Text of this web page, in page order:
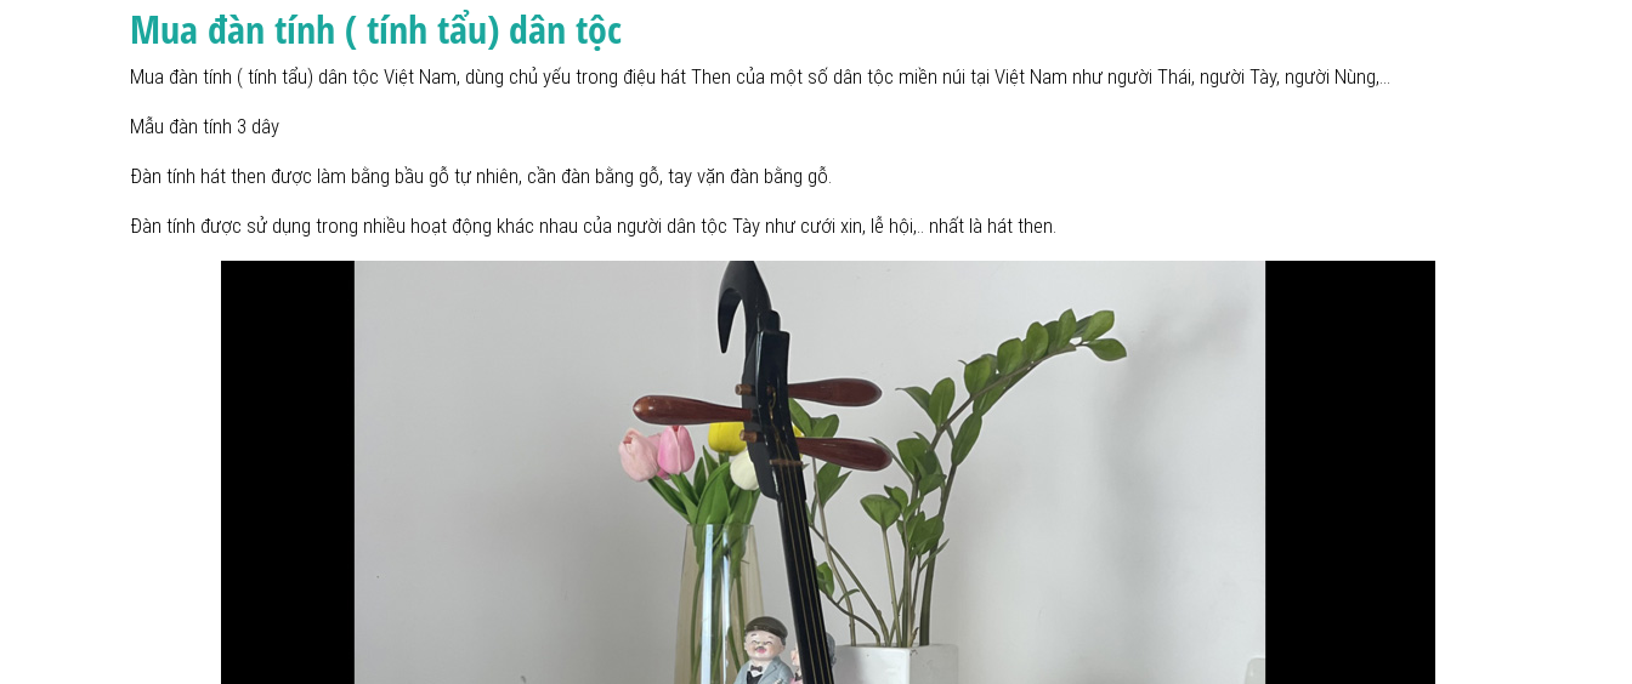
Mua đàn tính ( tính tẩu) dân tộc
Mua đàn tính ( tính tẩu) dân tộc Việt Nam, dùng chủ yếu trong điệu hát Then của một số dân tộc miền núi tại Việt Nam như người Thái, người Tày, người Nùng,…
Mẫu đàn tính 3 dây
Đàn tính hát then được làm bằng bầu gỗ tự nhiên, cần đàn bằng gỗ, tay vặn đàn bằng gỗ.
Đàn tính được sử dụng trong nhiều hoạt động khác nhau của người dân tộc Tày như cưới xin, lễ hội,.. nhất là hát then.